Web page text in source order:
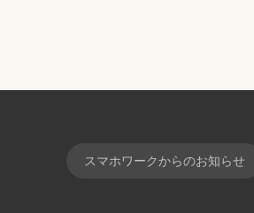
スマホワークからのお知らせ